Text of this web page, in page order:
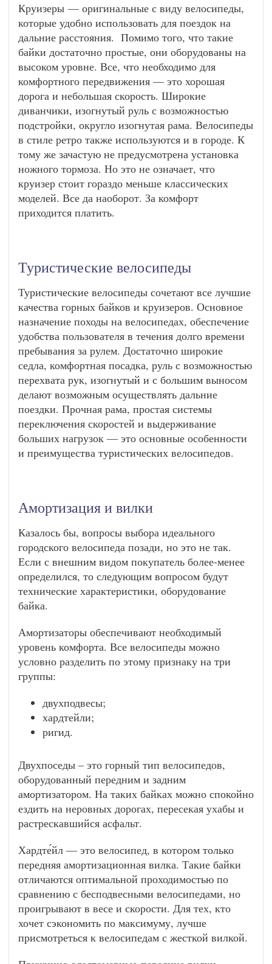
Круизеры — оригинальные с виду велосипеды,
которые удобно использовать для поездок на
дальние расстояния. Помимо того, что такие
байки достаточно простые, они оборудованы на
высоком уровне. Все, что необходимо для
комфортного передвижения — это хорошая
дорога и небольшая скорость. Широкие
диванчики, изогнутый руль с возможностью
подстройки, округло изогнутая рама. Велосипеды
в стиле ретро также используются и в городе. К
тому же зачастую не предусмотрена установка
ножного тормоза. Но это не означает, что
круизер стоит гораздо меньше классических
моделей. Все да наоборот. За комфорт
приходится платить.
Туристические велосипеды
Туристические велосипеды сочетают все лучшие
качества горных байков и круизеров. Основное
назначение походы на велосипедах, обеспечение
удобства пользователя в течения долго времени
пребывания за рулем. Достаточно широкие
седла, комфортная посадка, руль с возможностью
перехвата рук, изогнутый и с большим выносом
делают возможным осуществлять дальние
поездки. Прочная рама, простая системы
переключения скоростей и выдерживание
больших нагрузок — это основные особенности
и преимущества туристических велосипедов.
Амортизация и вилки
Казалось бы, вопросы выбора идеального
городского велосипеда позади, но это не так.
Если с внешним видом покупатель более-менее
определился, то следующим вопросом будут
технические характеристики, оборудование
байка.
Амортизаторы обеспечивают необходимый
уровень комфорта. Все велосипеды можно
условно разделить по этому признаку на три
группы:
двухподвесы;
хардтейли;
ригид.
Двухпоседы – это горный тип велосипедов,
оборудованный передним и задним
амортизатором. На таких байках можно спокойно
ездить на неровных дорогах, пересекая ухабы и
растрескавшийся асфальт.
Хардте́йл — это велосипед, в котором только
передняя амортизационная вилка. Такие байки
отличаются оптимальной проходимостью по
сравнению с бесподвесными велосипедами, но
проигрывают в весе и скорости. Для тех, кто
хочет сэкономить по максимуму, лучше
присмотреться к велосипедам с жесткой вилкой.